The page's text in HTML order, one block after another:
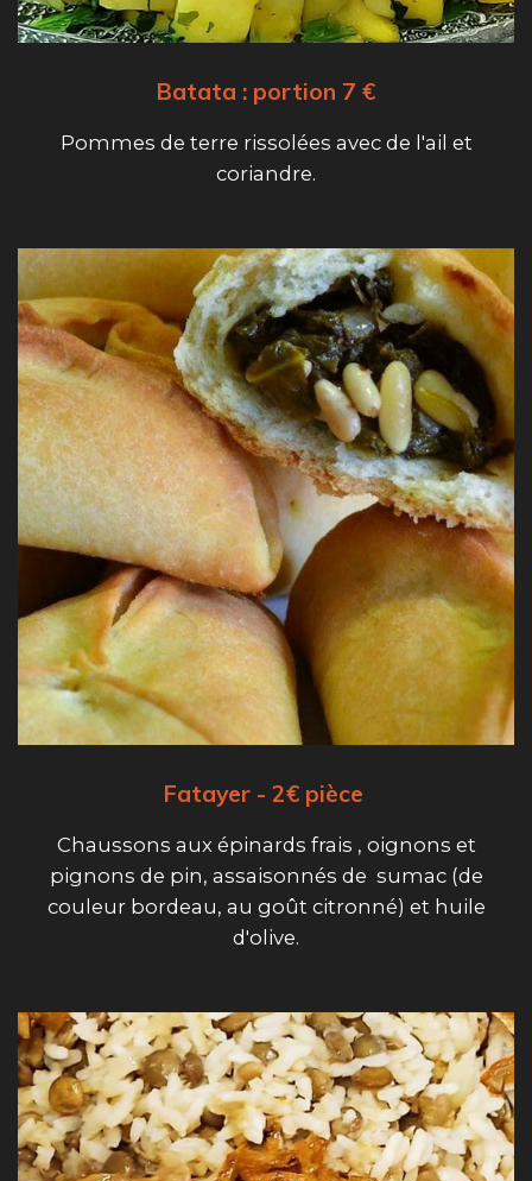
Batata : portion 7 €
Pommes de terre rissolées avec de l'ail et
coriandre.
Fatayer - 2€ pièce
Chaussons aux épinards frais , oignons et
pignons de pin, assaisonnés de sumac (de
couleur bordeau, au goût citronné) et huile
d'olive.